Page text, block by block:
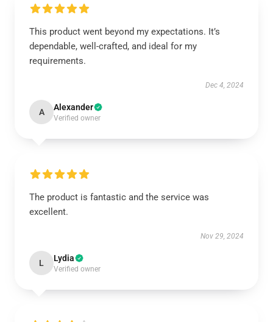
This product went beyond my expectations. It’s
dependable, well-crafted, and ideal for my
requirements.
Dec 4, 2024
A Alexander
Verified owner
The product is fantastic and the service was
excellent.
Nov 29, 2024
L Lydia
Verified owner